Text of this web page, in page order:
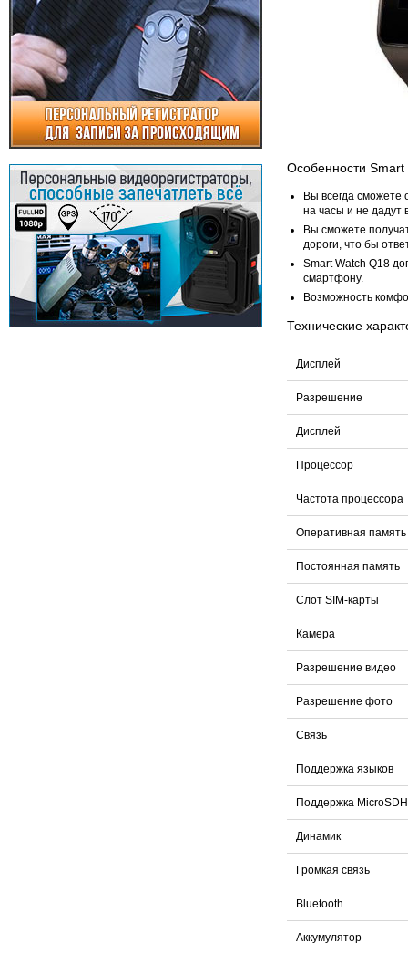
Особенности Smart
Вы всегда сможете
на часы и не дадут
Вы сможете
дороги, что бы
Smart Watch Q18
смартфону.
Возможность
Технические
Дисплей
Разрешение
Дисплей
Процессор
Частота процессора
Оперативная память
Постоянная память
Слот SIM-карты
Камера
Разрешение видео
Разрешение фото
Связь
Поддержка языков
Поддержка
Динамик
Громкая связь
Bluetooth
Аккумулятор